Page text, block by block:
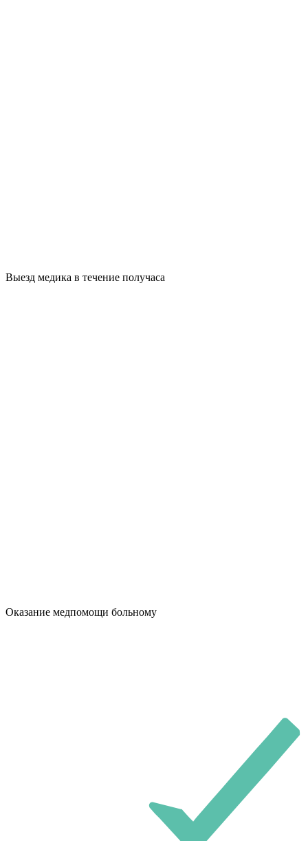
Выезд медика в течение получаса
Оказание медпомощи больному